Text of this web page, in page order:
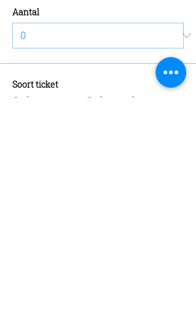
Aantal
Soort ticket
Schaatsen + Schaatshuur